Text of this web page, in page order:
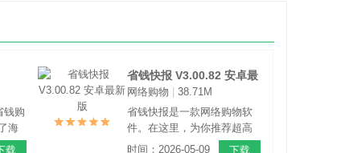
钱购
海
也
载
省钱快报 V3.00.82 安卓最
新版
网络购物
38.71M
省钱快报是一款网络购物软
件。在这里，为你推荐超高
性价比的商品，每天实时更
时间：2026-05-09 下载